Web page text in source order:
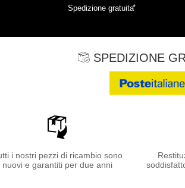
Spedizione gratuita*
SPEDIZIONE
i nostri pezzi di ricambio sono
nuovi e garantiti per due anni